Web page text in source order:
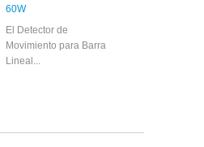
60W
El Detector de
Movimiento para Barra
Lineal...